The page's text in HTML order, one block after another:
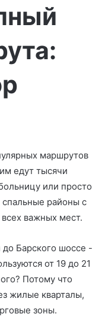
маршрутов
едут тысячи
или просто
районы с
важных мест.
до Барского шоссе -
от 19 до 21
Потому что
жилые кварталы,
зоны.